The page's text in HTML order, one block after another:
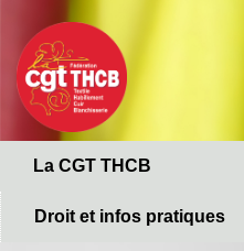
contenu
principal
La CGT THCB
Droit et infos pratiques